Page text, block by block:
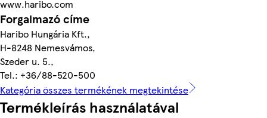
www.haribo.com
Forgalmazó címe
Haribo Hungária Kft.,
H-8248 Nemesvámos,
Szeder u. 5.,
Tel.: +36/88-520-500
Kategória összes termékének megtekintése
Termékleírás használatával